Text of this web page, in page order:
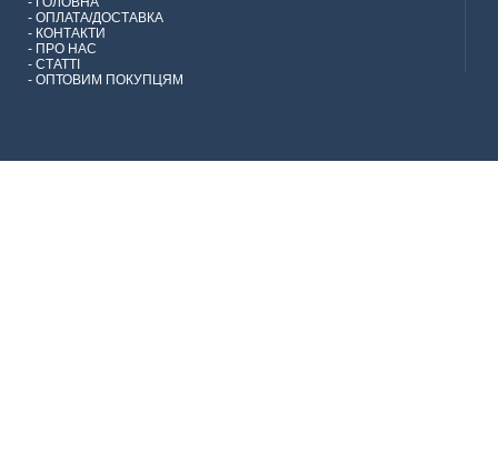
- ОПЛАТА/ДОСТАВКА
- КОНТАКТИ
- ПРО НАС
- СТАТТІ
- ОПТОВИМ ПОКУПЦЯМ